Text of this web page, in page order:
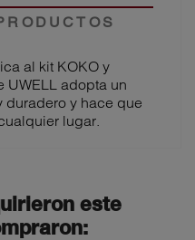
al kit KOKO y
UWELL adopta un
duradero y hace que
lugar.
este